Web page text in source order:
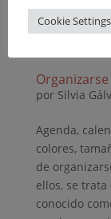
por Silvia
Agenda,
colores,
de
ellos, se
conocido
Cookie Settings